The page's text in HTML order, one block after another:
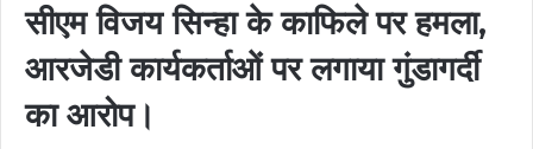
सीएम विजय सिन्हा के काफिले पर हमला,
आरजेडी कार्यकर्ताओं पर लगाया गुंडागर्दी
का आरोप।